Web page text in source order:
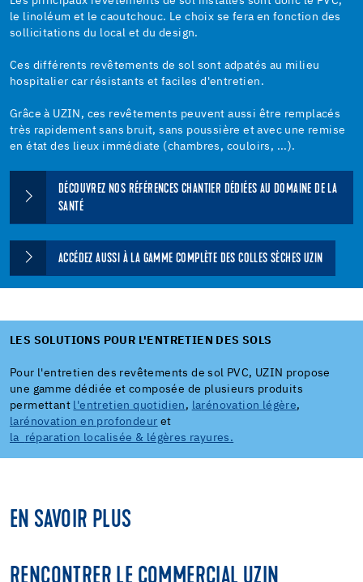
le linoléum et le caoutchouc. Le choix se fera en fonction des
sollicitations du local et du design.
Ces différents revêtements de sol sont adpatés au milieu
hospitalier car résistants et faciles d'entretien.
Grâce à UZIN, ces revêtements peuvent aussi être remplacés
très rapidement sans bruit, sans poussière et avec une remise
en état des lieux immédiate (chambres, couloirs, ...).
DÉCOUVREZ NOS RÉFÉRENCES CHANTIER DÉDIÉES AU DOMAINE DE LA
SANTÉ
ACCÉDEZ AUSSI À LA GAMME COMPLÈTE DES COLLES SÈCHES UZIN
LES SOLUTIONS POUR L'ENTRETIEN DES SOLS
Pour l'entretien des revêtements de sol PVC, UZIN propose
une gamme dédiée et composée de plusieurs produits
permettant l'entretien quotidien , larénovation légère,
larénovation en profondeur et
la réparation localisée & légères rayures .
EN SAVOIR PLUS